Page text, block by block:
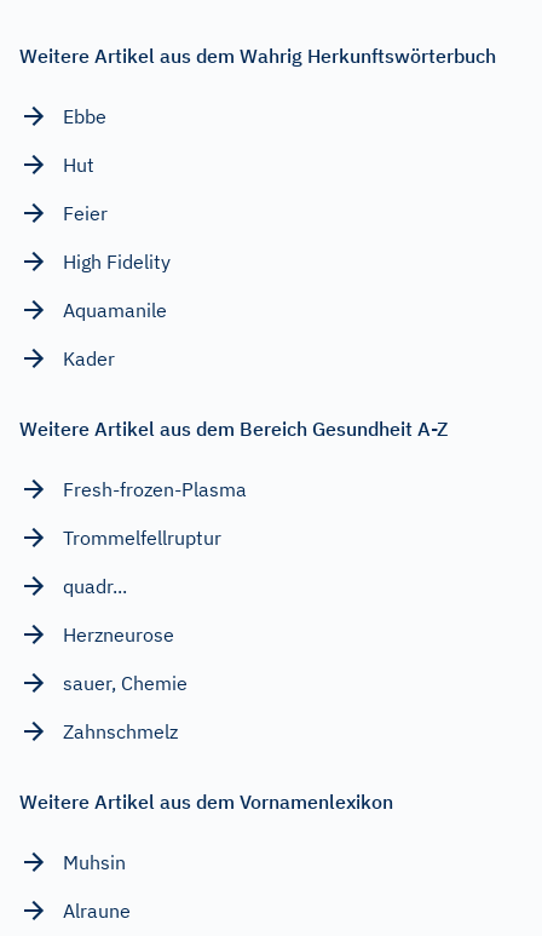
Weitere Artikel aus dem Wahrig Herkunftswörterbuch
Ebbe
Hut
Feier
High Fidelity
Aquamanile
Kader
Weitere Artikel aus dem Bereich Gesundheit A-Z
Fresh-frozen-Plasma
Trommelfellruptur
quadr...
Herzneurose
sauer, Chemie
Zahnschmelz
Weitere Artikel aus dem Vornamenlexikon
Muhsin
Alraune